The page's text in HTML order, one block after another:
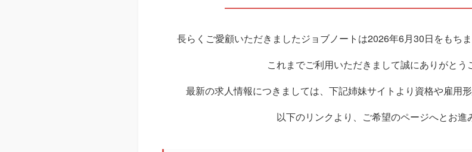
長らくご愛顧いただきましたジョブノートは2026年6月30日をもち
これまでご利用いただきまして誠にありがとう
最新の求人情報につきましては、下記姉妹サイトより資格や雇用
以下のリンクより、ご希望のページへとお進